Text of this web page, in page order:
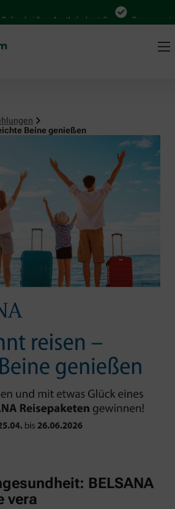
bei Ihrer Apotheke bestellen Bequem
Beine genießen
BELSANA
vera